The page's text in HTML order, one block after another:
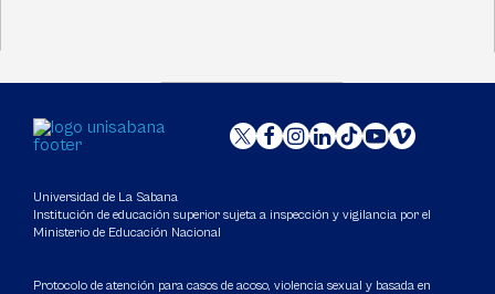
Universidad de La Sabana
Institución de educación superior sujeta a inspección y vigilancia por el
Ministerio de Educación Nacional
Protocolo de atención para casos de acoso, violencia sexual y basada en